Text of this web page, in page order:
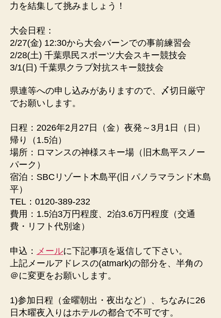
力を結集して挑みましょう！
大会日程：
2/27(金) 12:30から大会バーンでの事前練習会
2/28(土) 千葉県民スポーツ大会スキー競技会
3/1(日) 千葉県クラブ対抗スキー競技会
県連等への申し込みがありますので、〆切日厳守
でお願いします。
日程：2026年2月27日（金）夜発～3月1日（日）
帰り（1.5泊）
場所：ロマンスの神様スキー場（旧木島平スノー
パーク）
宿泊：SBCリゾート木島平(旧 パノラマランド木島
平）
TEL：0120-389-232
費用：1.5泊3万円程度、2泊3.6万円程度（交通
費・リフト代別途）
申込： メールに下記事項を返信して下さい。
上記メールアドレスの(atmark)の部分を、半角の
＠に変更をお願いします。
1)参加日程（金曜朝出・夜出など）、ちなみに26
日木曜夜入りはホテルの都合で不可です。